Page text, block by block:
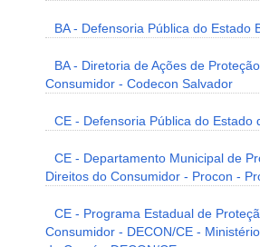
BA - Defensoria Pública do Estado
BA - Diretoria de Ações de
Consumidor - Codecon Salvador
CE - Defensoria Pública do Estado
CE - Departamento Municipal de
Direitos do Consumidor - Procon -
CE - Programa Estadual de
Consumidor - DECON/CE -